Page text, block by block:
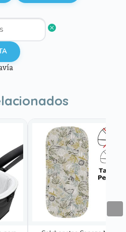
producto
múltiples
variantes.
opciones